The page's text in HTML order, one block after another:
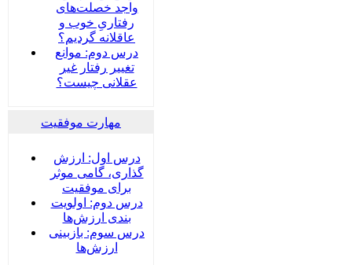
واجد خصلت‌های
رفتاریِ خوب و
عاقلانه گردیم؟
درس دوم: موانع
تغییر رفتار غیر
عقلانی چیست؟
مهارت موفقیت
درس اول: ارزش
گذاری، گامی موثر
برای موفقیت
درس دوم: اولویت
بندی ارزش‌ها
درس سوم: بازبینی
ارزش‌ها